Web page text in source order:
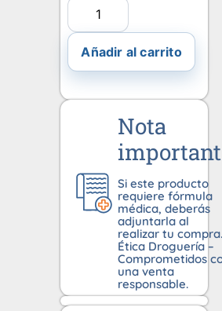
Añadir al carrito
Nota
Si este producto
requiere fórmula
médica, deberás
adjuntarla al
realizar tu compra.
Ética Droguería –
Comprometidos
una venta
responsable.